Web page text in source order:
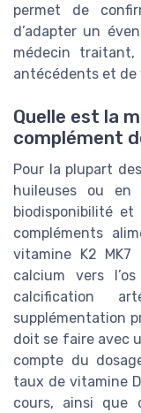
permet de
d’adapter un
médecin
antécédents et de
Quelle est la
complément
Pour la plupart
huileuses ou en
biodisponibilité
compléments
vitamine K2
calcium vers
calcification
supplémentation
doit se faire avec
compte du
taux de vitamine
cours, ainsi que